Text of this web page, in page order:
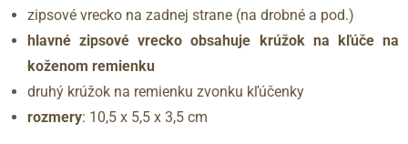
zipsové vrecko na zadnej strane (na drobné a pod.)
hlavné zipsové vrecko obsahuje krúžok na kľúče na
koženom remienku
druhý krúžok na remienku zvonku kľúčenky
rozmery: 10,5 x 5,5 x 3,5 cm